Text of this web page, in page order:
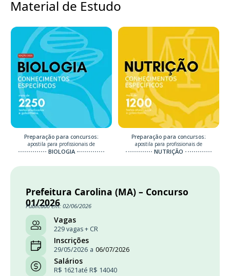
Material de Estudo
Preparação para concursos:
apostila para profissionais de
BIOLOGIA
Preparação para concursos:
apostila para profissionais de
NUTRIÇÃO
Prefeitura Carolina (MA) – Concurso
01/2026
Publicado em: 02/06/2026
Vagas
229 vagas + CR
Inscrições
29/05/2026 a 06/07/2026
Salários
R$ 1621até R$ 14040